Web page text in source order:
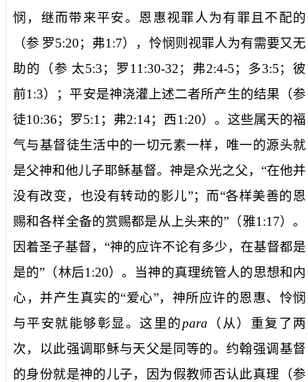
悯 ，继而带来平安。 恩惠视罪人为有罪且不配的
（参 罗5:20；弗1:7）， 怜悯则视罪人为有需要又无
助的（参 太5:3；罗11:30-32；弗2:4-5；多3:5；彼
前1:3）； 平安是神浇灌上述二者所产生的结果（参
徒10:36；罗5:1 ；弗2:14；西1:20）。这些属天的福
气与基督徒生活中的一切元素一样，唯一的源头就
是父神和他儿子耶稣基督。神是众光之父，“在他并
没有改变，也没有转动的影儿”；而“各样美善的恩
赐和各样全备的赏赐都是从上头来的”（雅1:17）。
因着圣子基督，“神的应许不论有多少，在基督都是
是的”（林后1:20）。当神的真理统管人的思想和内
心，并产生真实的“爱心”，神所应许的恩惠、怜悯
与平安就能够彰显。这里的para （ 从）重复了两
次，以此强调耶稣与天父是同等的。约翰强调基督
的身份就是神的儿子，因为假教师否认此真理（参